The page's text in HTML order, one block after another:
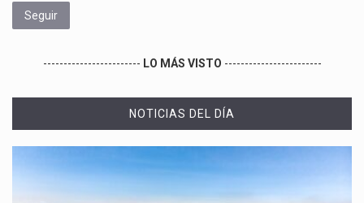
Seguir
------------------------ LO MÁS VISTO ------------------------
NOTICIAS DEL DÍA